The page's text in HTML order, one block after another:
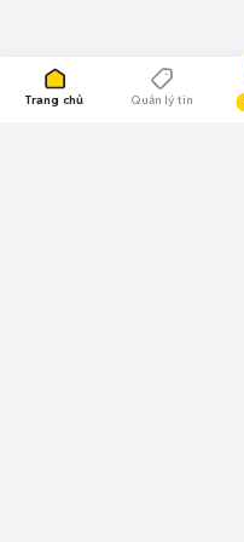
Trang chủ Quản lý tin